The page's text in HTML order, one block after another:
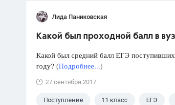
Лида Паниковская
Какой был проходной балл в
Какой был средний балл ЕГЭ
году? (Подробнее...)
27 сентября 2017
Поступление 11 класс ЕГЭ